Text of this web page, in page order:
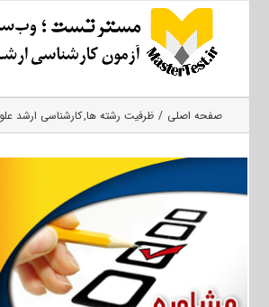
صفحه اصلی ظرفیت رشته ها کارشناسی ارشد